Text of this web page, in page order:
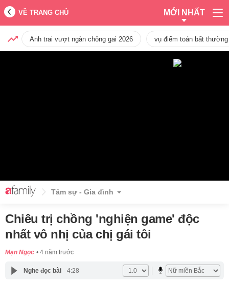
VỀ TRANG CHỦ MỚI NHẤT
Anh trai vượt ngàn chông gai 2026 vụ điểm toán bất
Tâm sự - Gia đình
Chiêu trị chồng 'nghiện game' độc
nhất vô nhị của chị gái tôi
Mạn Ngọc 4 năm trước
Nghe đọc bài 4:28